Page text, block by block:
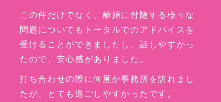
この件だけでなく、離婚に付随する様々な
問題についてもトータルでのアドバイスを
受けることができましたし、話しやすかっ
たので、安心感がありました。
打ち合わせの際に何度か事務所を訪れまし
たが、とても過ごしやすかったです。